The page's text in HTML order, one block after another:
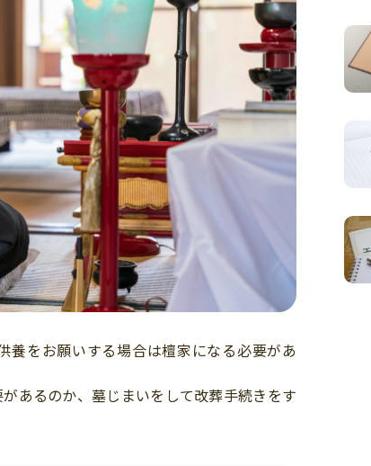
養をお願いする場合は檀家になる必要があ
あるのか、墓じまいをして改葬手続きをす